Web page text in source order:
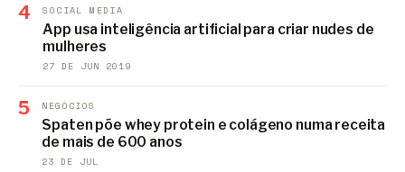
4 SOCIAL MEDIA
App usa inteligência artificial para criar nudes de
mulheres
27 DE JUN 2019
5 NEGÓCIOS
Spaten põe whey protein e colágeno numa receita
de mais de 600 anos
23 DE JUL